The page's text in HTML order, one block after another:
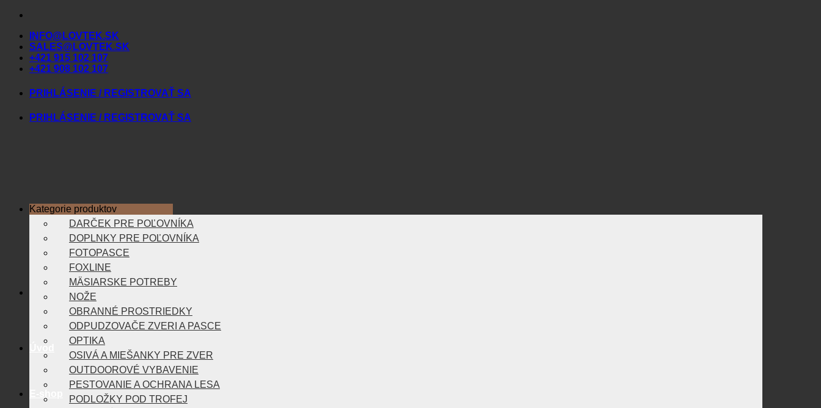
Skip
contentINFO@LOVTEK.SK
SALES@LOVTEK.SK
+421 915 102 107
+421 908 102 107
PRIHLÁSENIE / REGISTROVAŤ SA
PRIHLÁSENIE / REGISTROVAŤ SA
Kategorie produktov
DARČEK PRE POĽOVNÍKA
DOPLNKY PRE POĽOVNÍKA
FOTOPASCE
FOXLINE
MÄSIARSKE POTREBY
NOŽE
OBRANNÉ PROSTRIEDKY
ODPUDZOVAČE ZVERI A PASCE
OPTIKA
OSIVÁ A MIEŠANKY PRE ZVER
OUTDOOROVÉ VYBAVENIE
PESTOVANIE A OCHRANA LESA
PODLOŽKY POD TROFEJ